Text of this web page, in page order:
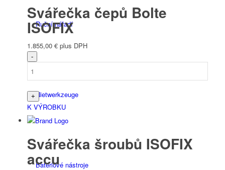
Ruční nářadí
Niet­werk­zeuge
Bateriové nástroje
Svářečka čepů Bolte
ISOFIX
1.855,00 € plus DPH
K VÝROBKU
Svářečka šroubů ISOFIX
accu